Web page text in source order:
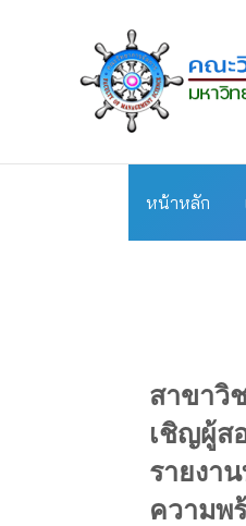
หน้าหลัก
สาขาวิ
เชิญผู้ส
รายงา
ความพ